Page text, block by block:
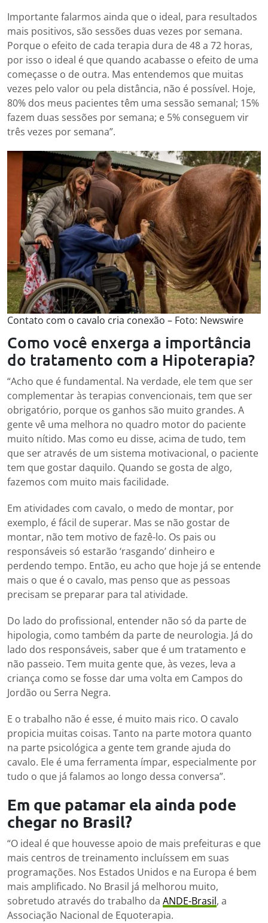
Importante falarmos ainda que o ideal, para resultados
mais positivos, são sessões duas vezes por semana.
Porque o efeito de cada terapia dura de 48 a 72 horas,
por isso o ideal é que quando acabasse o efeito de uma
começasse o de outra. Mas entendemos que muitas
vezes pelo valor ou pela distância, não é possível. Hoje,
80% dos meus pacientes têm uma sessão semanal; 15%
fazem duas sessões por semana; e 5% conseguem vir
três vezes por semana”.
Contato com o cavalo cria conexão – Foto: Newswire
Como você enxerga a importância
do tratamento com a Hipoterapia?
“Acho que é fundamental. Na verdade, ele tem que ser
complementar às terapias convencionais, tem que ser
obrigatório, porque os ganhos são muito grandes. A
gente vê uma melhora no quadro motor do paciente
muito nítido. Mas como eu disse, acima de tudo, tem
que ser através de um sistema motivacional, o paciente
tem que gostar daquilo. Quando se gosta de algo,
fazemos com muito mais facilidade.
Em atividades com cavalo, o medo de montar, por
exemplo, é fácil de superar. Mas se não gostar de
montar, não tem motivo de fazê-lo. Os pais ou
responsáveis só estarão ‘rasgando’ dinheiro e
perdendo tempo. Então, eu acho que hoje já se entende
mais o que é o cavalo, mas penso que as pessoas
precisam se preparar para tal atividade.
Do lado do profissional, entender não só da parte de
hipologia, como também da parte de neurologia. Já do
lado dos responsáveis, saber que é um tratamento e
não passeio. Tem muita gente que, às vezes, leva a
criança como se fosse dar uma volta em Campos do
Jordão ou Serra Negra.
E o trabalho não é esse, é muito mais rico. O cavalo
propicia muitas coisas. Tanto na parte motora quanto
na parte psicológica a gente tem grande ajuda do
cavalo. Ele é uma ferramenta ímpar, especialmente por
tudo o que já falamos ao longo dessa conversa”.
Em que patamar ela ainda pode
chegar no Brasil?
“O ideal é que houvesse apoio de mais prefeituras e que
mais centros de treinamento incluíssem em suas
programações. Nos Estados Unidos e na Europa é bem
mais amplificado. No Brasil já melhorou muito,
sobretudo através do trabalho da ANDE-Brasil, a
Associação Nacional de Equoterapia.